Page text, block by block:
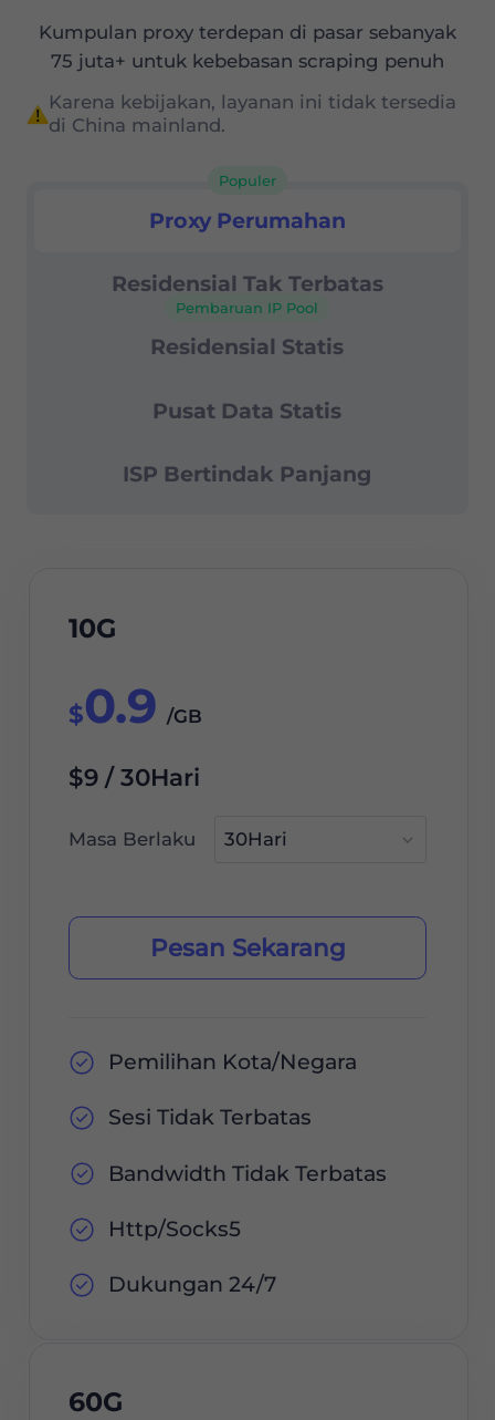
Kumpulan proxy terdepan di pasar sebanyak
75 juta+ untuk kebebasan scraping penuh
Karena kebijakan, layanan ini tidak tersedia
di China mainland.
Proksi Residensial
Populer
Residensial Tak Terbatas
Residensial Statis
Pembaruan IP Pool
Pusat Data Statis
ISP Bertindak Panjang
Proxy Perumahan
10G
$0.9 /GB
$9 / 30Hari
Masa Berlaku
Pesan Sekarang
Pemilihan Kota/Negara
Sesi Tidak Terbatas
Bandwidth Tidak Terbatas
Http/Socks5
Dukungan 24/7
60G